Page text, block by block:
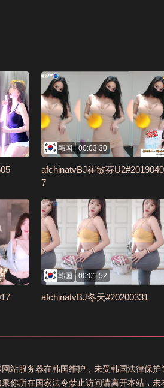
韩国 00:03:30
afchinatvBJ崔敏芬U2#2019040
7
韩国 00:01:52
afchinatvBJ冬天#20200331
网站服务器在韩国维护，未受韩国法律保护
你所在国家法令禁止访问请离开本站，未